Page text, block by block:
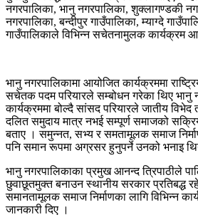
नगरपालिका, भानु नगरपालिका, शुक्लागण्डकी
नगरपालिका, बन्दीपुर गाउँपालिका, म्याग्दे
गाउँपालिकाले विभिन्न सचेतनामुलक कार्यक्रम
भानु नगरपालिकामा आयोजित कार्यक्रममा
सचेतक पदम परियारले सम्बोधन गरेका थिए भानु
कार्यक्रममा बोल्दै सांसद परियारले जातीय
दलित समुदाय मात्र नभई सम्पूर्ण समाजको
बताए । समुन्नत, सभ्य र समतामूलक समाज
पनि समान रूपमा अग्रसर हुनुपर्ने उनको भनाइ
भानु नगरपालिकाका प्रमुख आनन्द त्रिपाठीले
छुवाछूतमुक्त बनाउन स्थानीय सरकार प्रतिबद्ध
समानतामूलक समाज निर्माणका लागि विभिन्न
जानकारी दिए ।